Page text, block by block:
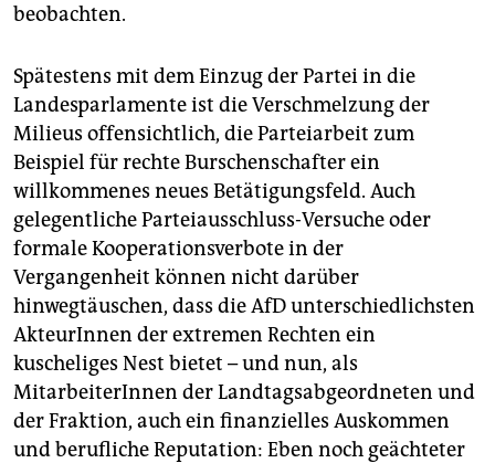
beobachten.
Spätestens mit dem Einzug der Partei in die
Landesparlamente ist die Verschmelzung der
Milieus offensichtlich, die Parteiarbeit zum
Beispiel für rechte Burschenschafter ein
willkommenes neues Betätigungsfeld. Auch
gelegentliche Parteiausschluss-Versuche oder
formale Kooperationsverbote in der
Vergangenheit können nicht darüber
hinwegtäuschen, dass die AfD unterschiedlichsten
AkteurInnen der extremen Rechten ein
kuscheliges Nest bietet – und nun, als
MitarbeiterInnen der Landtagsabgeordneten und
der Fraktion, auch ein finanzielles Auskommen
und berufliche Reputation: Eben noch geächteter